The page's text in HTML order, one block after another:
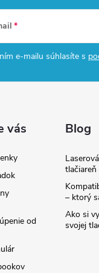
e-mailu súhlasíte s
vás
od
Blog
tlačiareň
– ktorý
Ako si
svojej